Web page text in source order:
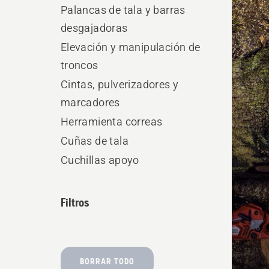
Palancas de tala y barras
desgajadoras
Elevación y manipulación de
troncos
Cintas, pulverizadores y
marcadores
Herramienta correas
Cuñas de tala
Cuchillas apoyo
Filtros
BORRAR TODO